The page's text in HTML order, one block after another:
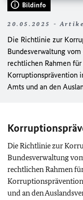
Bildinfo
20.05.2025 -
Die Richtlinie zur
Bundesverwaltung
rechtlichen Rahmen
Korruptionsprävention
Amts und an den
Die Richtlinie zur
Bundesverwaltung
rechtlichen Rahmen
Korruptionsprävention
und an den